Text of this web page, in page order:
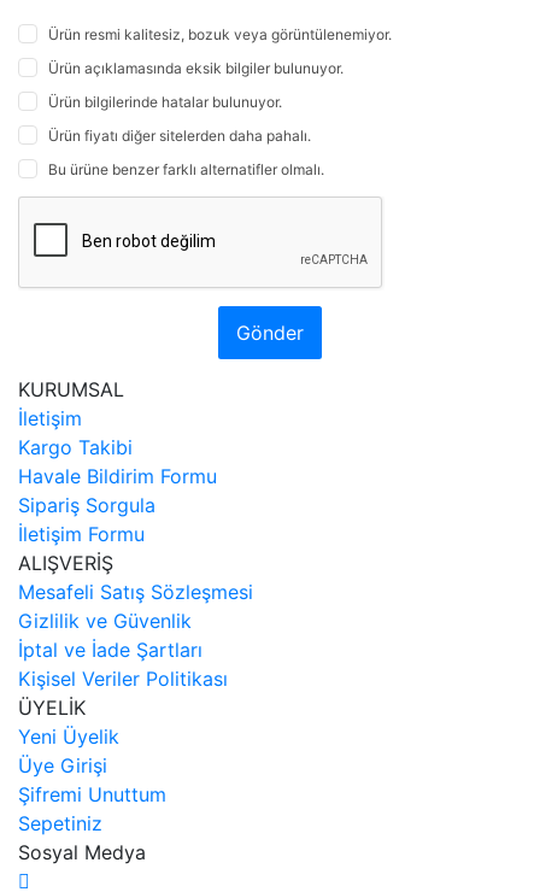
Ürün resmi kalitesiz, bozuk veya görüntülenemiyor.
Ürün açıklamasında eksik bilgiler bulunuyor.
Ürün bilgilerinde hatalar bulunuyor.
Ürün fiyatı diğer sitelerden daha pahalı.
Bu ürüne benzer farklı alternatifler olmalı.
Gönder
KURUMSAL
İletişim
Kargo Takibi
Havale Bildirim Formu
Sipariş Sorgula
İletişim Formu
ALIŞVERİŞ
Mesafeli Satış Sözleşmesi
Gizlilik ve Güvenlik
İptal ve İade Şartları
Kişisel Veriler Politikası
ÜYELİK
Yeni Üyelik
Üye Girişi
Şifremi Unuttum
Sepetiniz
Sosyal Medya